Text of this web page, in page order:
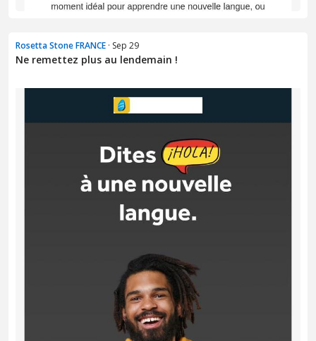
Rosetta Stone FRANCE · Sep 29
Ne remettez plus au lendemain !